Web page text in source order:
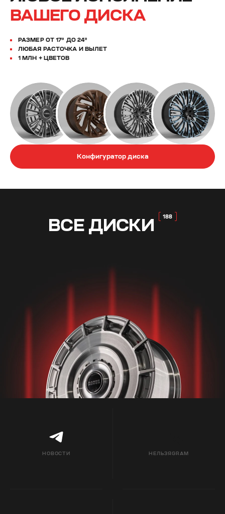
ВАШЕГО ДИСКА
РАЗМЕР ОТ 17” ДО 24”
ЛЮБАЯ РАСТОЧКА И ВЫЛЕТ
1 МЛН + ЦВЕТОВ
Конфигуратор диска
ВСЕ ДИСКИ
НОВОСТИ НЕЛЬЗЯGRAM